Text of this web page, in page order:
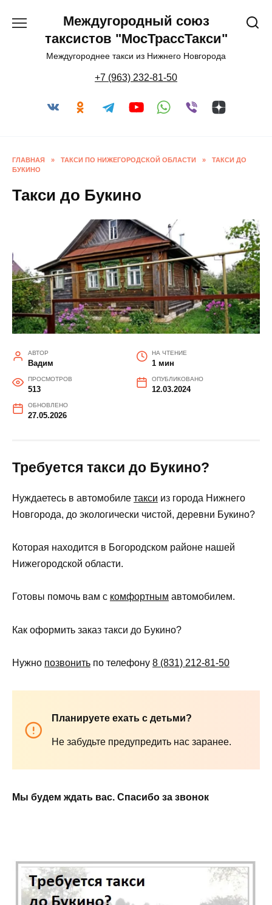
содержанию
Междугородный союз
таксистов "МосТрассТакси"
Междугороднее такси из Нижнего Новгорода
+7 (963) 232-81-50
ГЛАВНАЯ » ТАКСИ ПО НИЖЕГОРОДСКОЙ ОБЛАСТИ »
ТАКСИ ДО
БУКИНО
Такси до Букино
АВТОР
Вадим
НА ЧТЕНИЕ
1 мин
ПРОСМОТРОВ
513
ОПУБЛИКОВАНО
12.03.2024
ОБНОВЛЕНО
27.05.2026
Требуется такси до Букино?
Нуждаетесь в автомобиле такси из города Нижнего
Новгорода, до экологически чистой, деревни Букино?
Которая находится в Богородском районе нашей
Нижегородской области.
Готовы помочь вам с комфортным автомобилем.
Как оформить заказ такси до Букино?
Нужно позвонить по телефону 8 (831) 212-81-50
Планируете ехать с детьми?
Не забудьте предупредить нас заранее.
Мы будем ждать вас. Спасибо за звонок